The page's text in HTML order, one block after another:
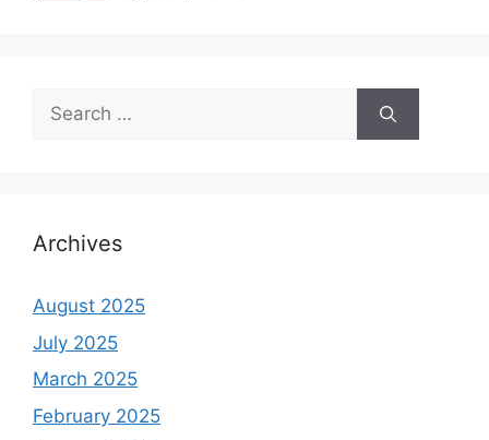
Search
for:
Archives
August 2025
July 2025
March 2025
February 2025